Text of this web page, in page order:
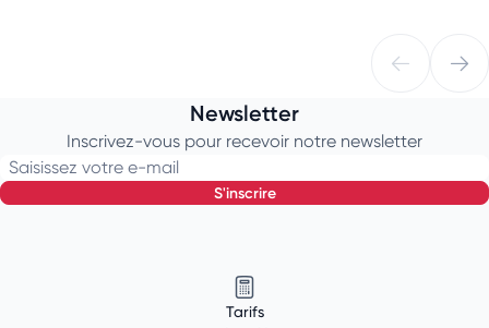
Newsletter
Inscrivez-vous pour recevoir notre newsletter
Saisissez votre e-mail
s'inscrire
Tarifs